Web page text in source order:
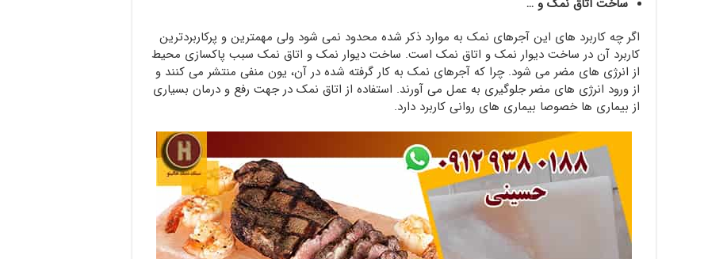
ساخت اتاق نمک و …
اگر چه کاربرد های این آجرهای نمک به موارد ذکر شده محدود نمی شود ولی مهمترین و پرکاربردترین
کاربرد آن در ساخت دیوار نمک و اتاق نمک است. ساخت دیوار نمک و اتاق نمک سبب پاکسازی محیط
از انرژی های مضر می شود. چرا که آجرهای نمک به کار گرفته شده در آن، یون منفی منتشر می کنند و
از ورود انرژی های مضر جلوگیری به عمل می آورند. استفاده از اتاق نمک در جهت رفع و درمان بسیاری
از بیماری ها خصوصا بیماری های روانی کاربرد دارد.